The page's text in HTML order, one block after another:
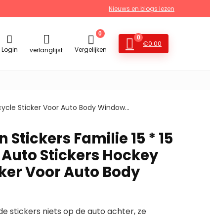
Nieuws en blogs lezen
Login verlanglijst
0
Vergelijken
0
€0.00
Sticker Voor Auto Body Window…
Stickers Familie 15 * 15
Stickers Hockey
Voor Auto Body
stickers niets op de auto achter, ze